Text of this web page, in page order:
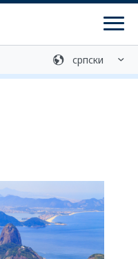
библиотека Контакт